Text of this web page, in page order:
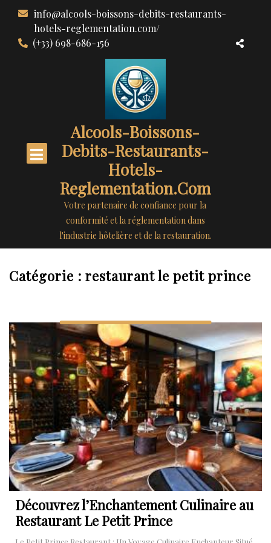
contenu
info@alcools-boissons-debits-restaurants-
hotels-reglementation.com/
(+33) 698-686-156
Alcools-Boissons-
Debits-Restaurants-
Hotels-
Reglementation.com
Votre partenaire de confiance pour la
conformité et la réglementation dans
l'industrie hôtelière et de la restauration.
Catégorie : restaurant le petit prince
Découvrez l’Enchantement Culinaire au
Restaurant Le Petit Prince